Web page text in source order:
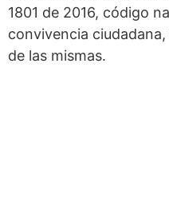
1801 de 2016, código
convivencia
de las mismas.